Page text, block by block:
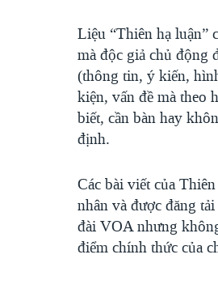
Liệu “Thiên hạ luận”
mà độc giả chủ động
(thông tin, ý kiến,
kiện, vấn đề mà theo
biết, cần bàn hay
định.
Các bài viết của
nhân và được đăng
đài VOA nhưng
điểm chính thức của